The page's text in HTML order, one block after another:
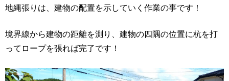
地縄張りは、建物の配置を示していく作業の事です！
境界線から建物の距離を測り、建物の四隅の位置に杭を打
ってロープを張れば完了です！